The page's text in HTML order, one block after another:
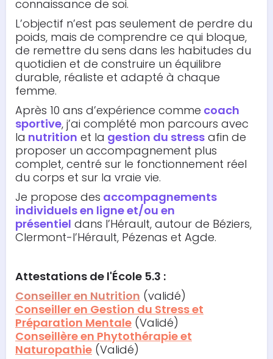
connaissance de soi.
L’objectif n’est pas seulement de perdre du
poids, mais de comprendre ce qui bloque,
de remettre du sens dans les habitudes du
quotidien et de construire un équilibre
durable, réaliste et adapté à chaque
femme.
Après 10 ans d’expérience comme coach
sportive, j’ai complété mon parcours avec
la nutrition et la gestion du stress afin de
proposer un accompagnement plus
complet, centré sur le fonctionnement réel
du corps et sur la vraie vie.
Je propose des accompagnements
individuels en ligne et/ou en
présentiel dans l’Hérault, autour de Béziers,
Clermont-l’Hérault, Pézenas et Agde.
Attestations de l'École 5.3 :
Conseiller en Nutrition (validé)
Conseiller en Gestion du Stress et
Préparation Mentale (Validé)
Conseillère en Phytothérapie et
Naturopathie (Validé)